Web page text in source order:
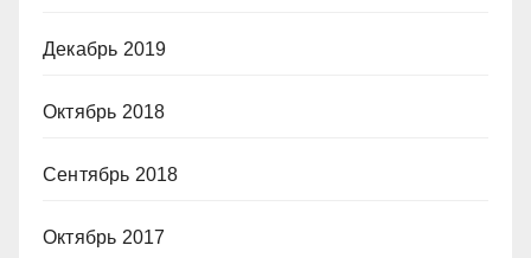
Декабрь 2019
Октябрь 2018
Сентябрь 2018
Октябрь 2017